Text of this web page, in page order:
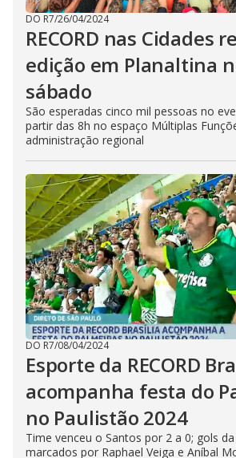
DO R7/26/04/2024
RECORD nas Cidades
edição em Planaltina
sábado
São esperadas cinco mil pessoas no
partir das 8h no espaço Múltiplas
administração regional
DO R7/08/04/2024
Esporte da RECORD
acompanha festa do
no Paulistão 2024
Time venceu o Santos por 2 a 0; gols
marcados por Raphael Veiga e Aníbal